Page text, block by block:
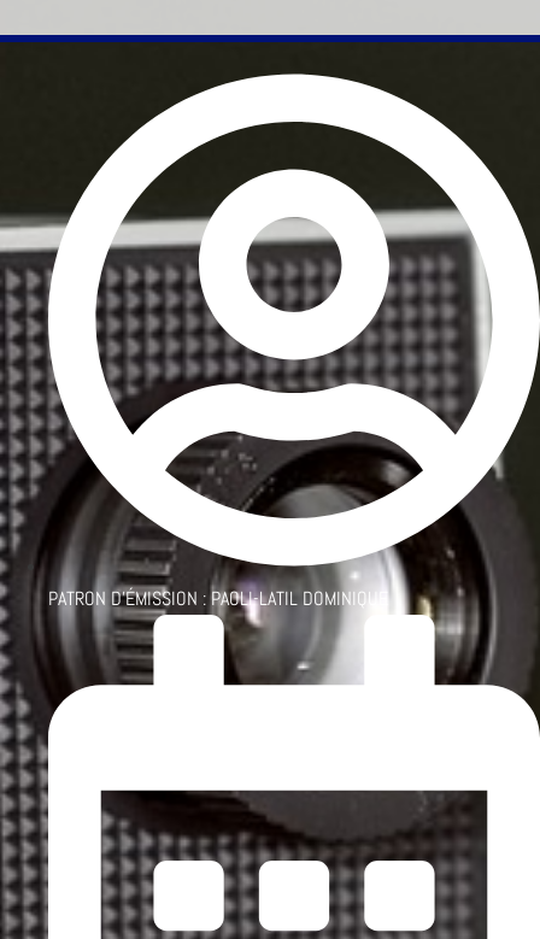
PATRON D'ÉMISSION : PAOLI-LATIL DOMINIQUE